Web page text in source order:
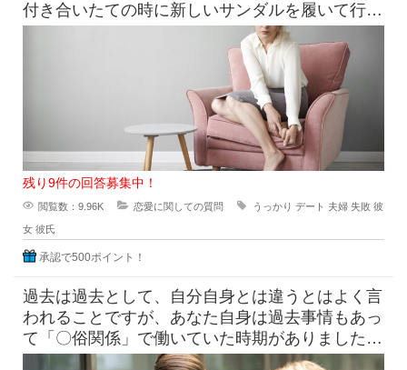
付き合いたての時に新しいサンダルを履いて行っ
たら、見事に靴擦れを
残り9件の回答募集中！
閲覧数：9.96K 恋愛に関しての質問 うっかり デート 夫婦 失敗 彼
女 彼氏
承認で500ポイント！
過去は過去として、自分自身とは違うとはよく言
われることですが、あなた自身は過去事情もあっ
て「〇俗関係」で働いていた時期がありました
が、それを経ていまの自分がある